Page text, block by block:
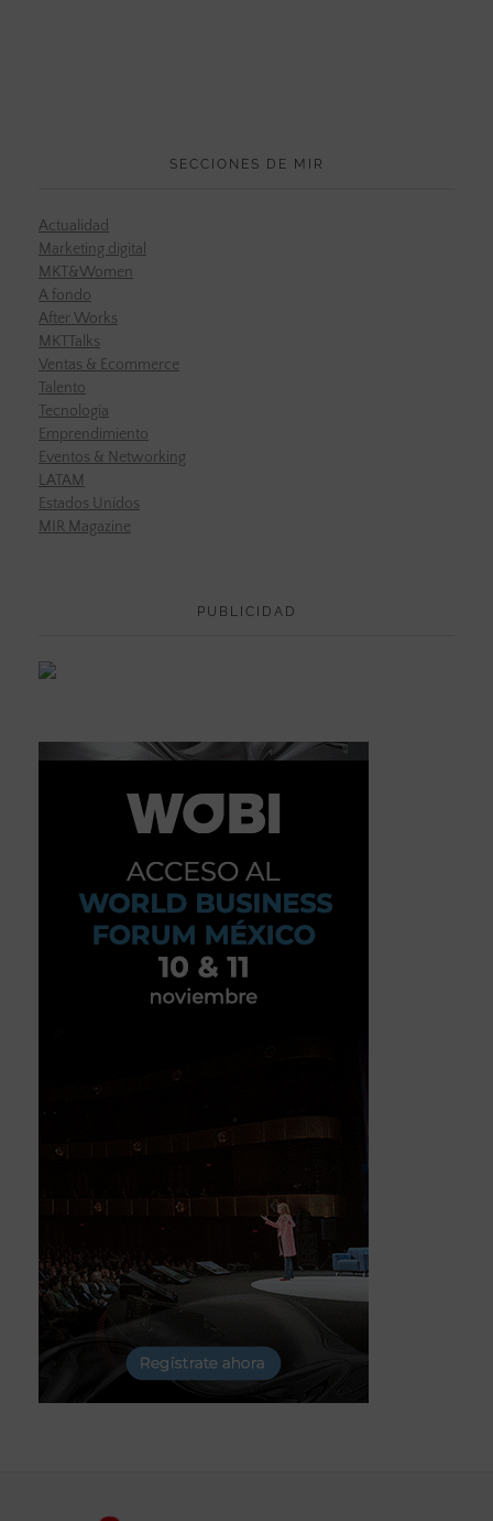
SECCIONES DE MIR
Actualidad
Marketing digital
MKT&Women
A fondo
After Works
MKTTalks
Ventas & Ecommerce
Talento
Tecnología
Emprendimiento
Eventos & Networking
LATAM
Estados Unidos
MIR Magazine
PUBLICIDAD